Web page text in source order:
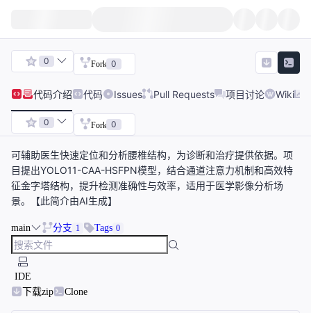
0 Fork 0
代码介绍 代码 Issues Pull Requests 项目讨论 Wiki
0 Fork 0
可辅助医生快速定位和分析腰椎结构，为诊断和治疗提供依据。项
目提出YOLO11-CAA-HSFPN模型，结合通道注意力机制和高效特
征金字塔结构，提升检测准确性与效率，适用于医学影像分析场
景。【此简介由AI生成】
main 分支 1 Tags 0
IDE
下载zip
Clone